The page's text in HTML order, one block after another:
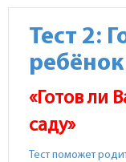
Тест 2:
«Готов ли
саду»
Тест поможет